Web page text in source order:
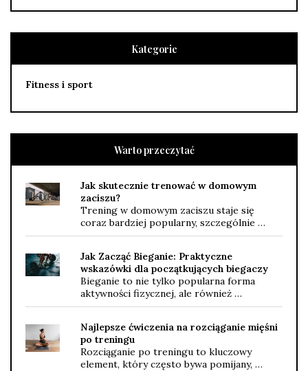
Kategorie
Fitness i sport
Warto przeczytać
Jak skutecznie trenować w domowym
zaciszu?
Trening w domowym zaciszu staje się
coraz bardziej popularny, szczególnie …
Jak Zacząć Bieganie: Praktyczne
wskazówki dla początkujących biegaczy
Bieganie to nie tylko popularna forma
aktywności fizycznej, ale również …
Najlepsze ćwiczenia na rozciąganie mięśni
po treningu
Rozciąganie po treningu to kluczowy
element, który często bywa pomijany, …